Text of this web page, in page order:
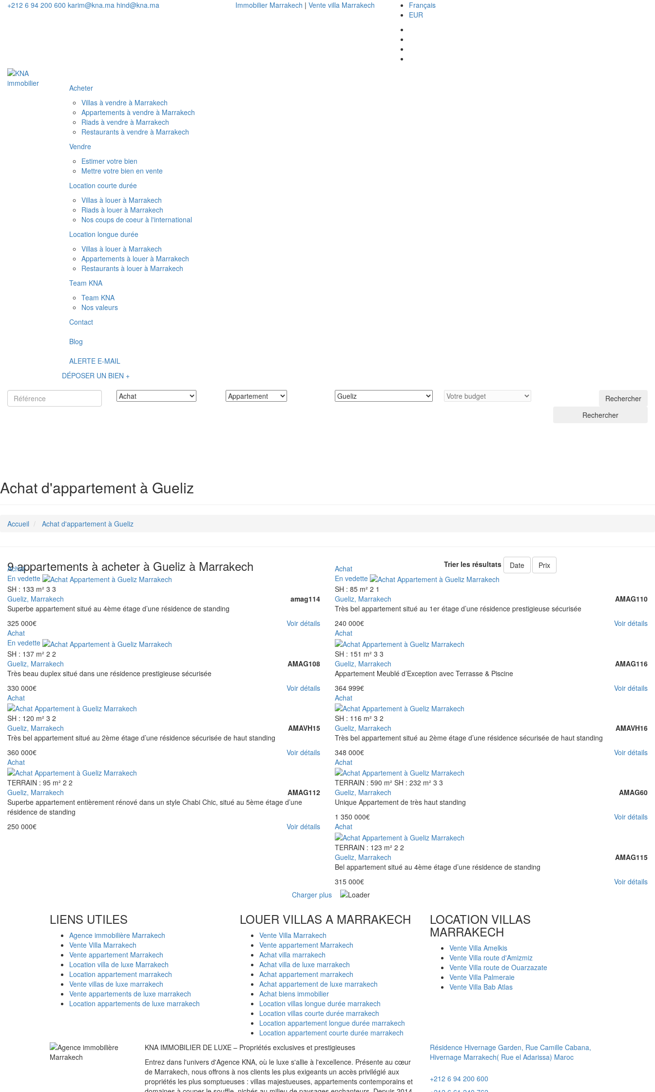
+212 6 94 200 600 karim@kna.ma hind@kna.ma Immobilier Marrakech | Vente villa Marrakech
Français
EUR
Acheter
Villas à vendre à Marrakech
Appartements à vendre à Marrakech
Riads à vendre à Marrakech
Restaurants à vendre à Marrakech
Vendre
Estimer votre bien
Mettre votre bien en vente
Location courte durée
Villas à louer à Marrakech
Riads à louer à Marrakech
Nos coups de coeur à l'international
Location longue durée
Villas à louer à Marrakech
Appartements à louer à Marrakech
Restaurants à louer à Marrakech
Team KNA
Team KNA
Nos valeurs
Contact
Blog
ALERTE E-MAIL
DÉPOSER UN BIEN +
Rechercher
Rechercher
Achat d'appartement à Gueliz
Accueil Achat d'appartement à Gueliz
9 appartements à acheter à Gueliz à Marrakech Trier les résultats Date Prix
Achat
En vedette
SH : 133 m² 3 3
Gueliz, Marrakech
amag114
Superbe appartement situé au 4ème étage d’une résidence de standing
325 000€
Voir détails
Achat
En vedette
SH : 85 m² 2 1
Gueliz, Marrakech
AMAG110
Très bel appartement situé au 1er étage d’une résidence prestigieuse sécurisée
240 000€
Voir détails
Achat
En vedette
SH : 137 m² 2 2
Gueliz, Marrakech
AMAG108
Très beau duplex situé dans une résidence prestigieuse sécurisée
330 000€
Voir détails
Achat
SH : 151 m² 3 3
Gueliz, Marrakech
AMAG116
Appartement Meublé d’Exception avec Terrasse & Piscine
364 999€
Voir détails
Achat
SH : 120 m² 3 2
Gueliz, Marrakech
AMAVH15
Très bel appartement situé au 2ème étage d’une résidence sécurisée de haut standing
360 000€
Voir détails
Achat
SH : 116 m² 3 2
Gueliz, Marrakech
AMAVH16
Très bel appartement situé au 2ème étage d’une résidence sécurisée de haut standing
348 000€
Voir détails
Achat
TERRAIN : 95 m² 2 2
Gueliz, Marrakech
AMAG112
Superbe appartement entièrement rénové dans un style Chabi Chic, situé au 5ème étage d’une
résidence de standing
250 000€
Voir détails
Achat
TERRAIN : 590 m² SH : 232 m² 3 3
Gueliz, Marrakech
AMAG60
Unique Appartement de très haut standing
1 350 000€
Voir détails
Achat
TERRAIN : 123 m² 2 2
Gueliz, Marrakech
AMAG115
Bel appartement situé au 4ème étage d’une résidence de standing
315 000€
Voir détails
Charger plus
LIENS UTILES
Agence immobilière Marrakech
Vente Villa Marrakech
Vente appartement Marrakech
Location villa de luxe Marrakech
Location appartement marrakech
Vente villas de luxe marrakech
Vente appartements de luxe marrakech
Location appartements de luxe marrakech
LOUER VILLAS A MARRAKECH
Vente Villa Marrakech
Vente appartement Marrakech
Achat villa marrakech
Achat villa de luxe marrakech
Achat appartement marrakech
Achat appartement de luxe marrakech
Achat biens immobilier
Location villas longue durée marrakech
Location villas courte durée marrakech
Location appartement longue durée marrakech
Location appartement courte durée marrakech
LOCATION VILLAS
MARRAKECH
Vente Villa Amelkis
Vente Villa route d'Amizmiz
Vente Villa route de Ouarzazate
Vente Villa Palmeraie
Vente Villa Bab Atlas
KNA IMMOBILIER DE LUXE – Propriétés exclusives et prestigieuses
Entrez dans l'univers d'Agence KNA, où le luxe s'allie à l'excellence. Présente au cœur
de Marrakech, nous offrons à nos clients les plus exigeants un accès privilégié aux
propriétés les plus somptueuses : villas majestueuses, appartements contemporains et
Résidence Hivernage Garden, Rue Camille Cabana,
Hivernage Marrakech( Rue el Adarissa) Maroc
+212 6 94 200 600